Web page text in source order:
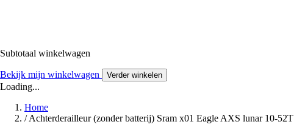
Subtotaal winkelwagen
Bekijk mijn winkelwagen Verder winkelen
Loading...
Home
/ Achterderailleur (zonder batterij) Sram x01 Eagle AXS lunar 10-52T